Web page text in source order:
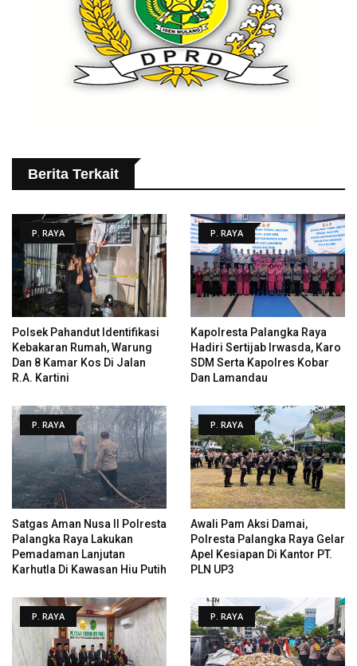
Berita Terkait
P. RAYA
Polsek Pahandut Identifikasi
Kebakaran Rumah, Warung
Dan 8 Kamar Kos Di Jalan
R.A. Kartini
P. RAYA
Kapolresta Palangka Raya
Hadiri Sertijab Irwasda, Karo
SDM Serta Kapolres Kobar
Dan Lamandau
P. RAYA
Satgas Aman Nusa II Polresta
Palangka Raya Lakukan
Pemadaman Lanjutan
Karhutla Di Kawasan Hiu Putih
P. RAYA
Awali Pam Aksi Damai,
Polresta Palangka Raya Gelar
Apel Kesiapan Di Kantor PT.
PLN UP3
P. RAYA P. RAYA